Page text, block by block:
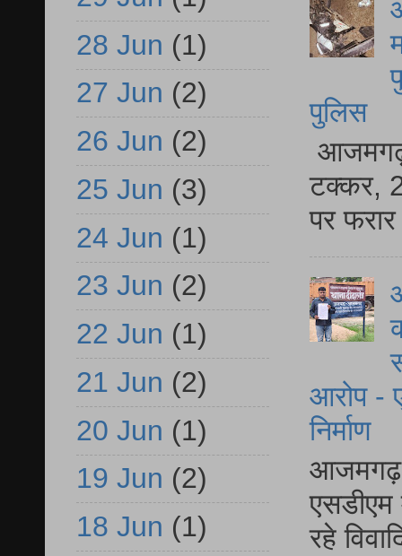
पुलिस
आजमगढ़
टक्कर,
पर
आरोप -
निर्माण
आजमगढ़
एसडीएम
रहे
28 Jun (1)
27 Jun (2)
26 Jun (2)
25 Jun (3)
24 Jun (1)
23 Jun (2)
22 Jun (1)
21 Jun (2)
20 Jun (1)
19 Jun (2)
18 Jun (1)